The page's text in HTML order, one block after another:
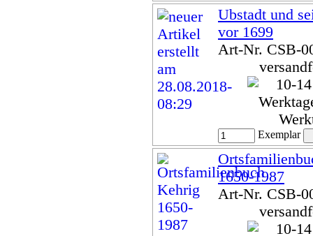
Ubstadt und
vor 1699
Art-Nr. CSB-
Exemplar
1650-1987
Art-Nr. CSB-